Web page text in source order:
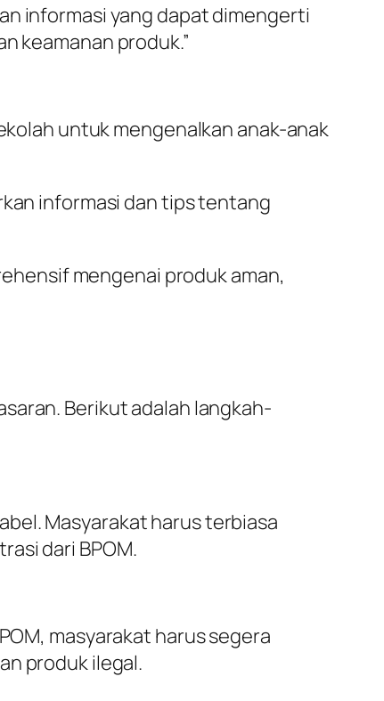
informasi yang dapat dimengerti
keamanan produk.”
untuk mengenalkan anak-anak
informasi dan tips tentang
mengenai produk aman,
Berikut adalah langkah-
Masyarakat harus terbiasa
dari BPOM.
masyarakat harus segera
produk ilegal.